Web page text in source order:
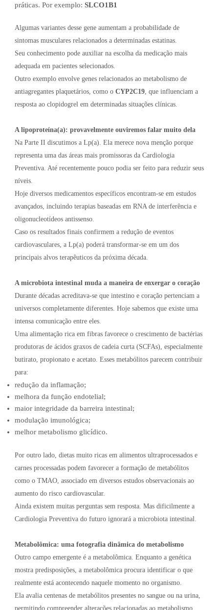
práticas. Por exemplo: SLCO1B1
Algumas variantes desse gene aumentam a probabilidade de
sintomas musculares relacionados a determinadas estatinas.
Seu conhecimento pode auxiliar na escolha da medicação mais
adequada em pacientes selecionados.
Outro exemplo envolve genes relacionados ao metabolismo de
antiagregantes plaquetários, como o CYP2C19, que influenciam a
resposta ao clopidogrel em determinadas situações clínicas.
A lipoproteína(a): provavelmente ouviremos falar muito dela
Na Parte II discutimos a Lp(a). Ela merece nova menção porque
representa uma das áreas mais promissoras da Cardiologia
Preventiva. Até recentemente pouco podia ser feito para reduzir seus
níveis.
Hoje diversos medicamentos específicos encontram-se em estudos
avançados, incluindo terapias baseadas em RNA de interferência e
oligonucleotídeos antissenso.
Caso os resultados finais confirmem a redução de eventos
cardiovasculares, a Lp(a) poderá transformar-se em um dos
principais alvos terapêuticos da próxima década.
A microbiota intestinal muda a maneira de enxergar o coração
Durante décadas acreditava-se que intestino e coração pertenciam a
universos completamente diferentes. Hoje sabemos que existe uma
intensa comunicação entre eles.
Uma alimentação rica em fibras favorece o crescimento de bactérias
produtoras de ácidos graxos de cadeia curta (SCFAs), especialmente
butirato, propionato e acetato. Esses metabólitos parecem contribuir
para:
redução da inflamação;
melhora da função endotelial;
maior integridade da barreira intestinal;
modulação imunológica;
melhor metabolismo glicídico.
Por outro lado, dietas muito ricas em alimentos ultraprocessados e
carnes processadas podem favorecer a formação de metabólitos
como o TMAO, associado em diversos estudos observacionais ao
aumento do risco cardiovascular.
Ainda existem muitas perguntas sem resposta. Mas dificilmente a
Cardiologia Preventiva do futuro ignorará a microbiota intestinal.
Metabolômica: uma fotografia dinâmica do metabolismo
Outro campo emergente é a metabolômica. Enquanto a genética
mostra predisposições, a metabolômica procura identificar o que
realmente está acontecendo naquele momento no organismo.
Ela avalia centenas de metabólitos presentes no sangue ou na urina,
permitindo compreender alterações relacionadas ao metabolismo